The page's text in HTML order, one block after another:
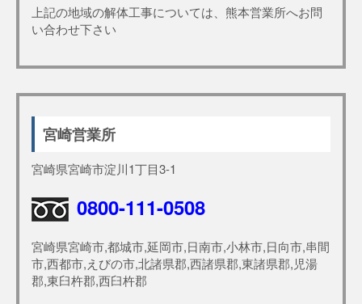
上記の地域の解体工事については、熊本営業所へお問
い合わせ下さい
宮崎営業所
宮崎県宮崎市淀川1丁目3-1
0800-111-0508
宮崎県宮崎市,都城市,延岡市,日南市,小林市,日向市,串間
市,西都市,えびの市,北諸県郡,西諸県郡,東諸県郡,児湯
郡,東臼杵郡,西臼杵郡